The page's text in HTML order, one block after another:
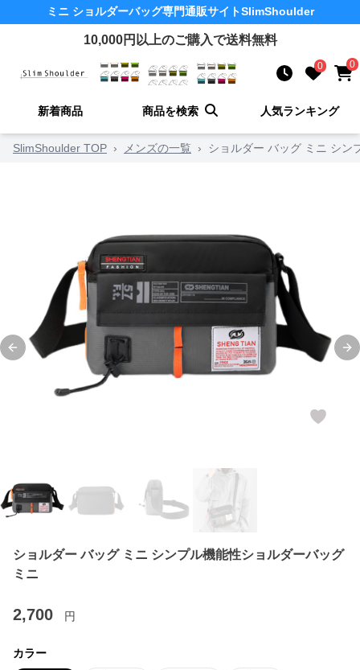
ミニ ショルダーバッグ専門通販サイトSlimShoulder
10,000円以上のご購入で送料無料
0 0
新着商品 商品を検索 人気ランキング
SlimShoulder TOP › メンズの一覧 › ショルダー バッグ ミニ シン
Previous slide
ショルダー バッグ ミニ シンプル機能性ショルダーバッグ
ミニ
2,700 円
カラー